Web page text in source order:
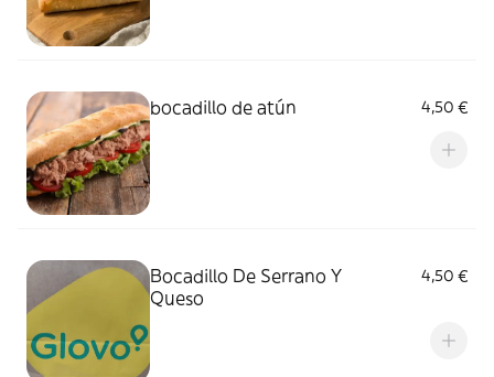
bocadillo de atún 4,50 €
Bocadillo De Serrano Y
Queso
4,50 €